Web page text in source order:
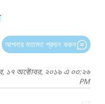
আপনার মতামত প্রদান করুন
১৭ অক্টোবর, ২০১৯ এ ০৩:২৬
PM